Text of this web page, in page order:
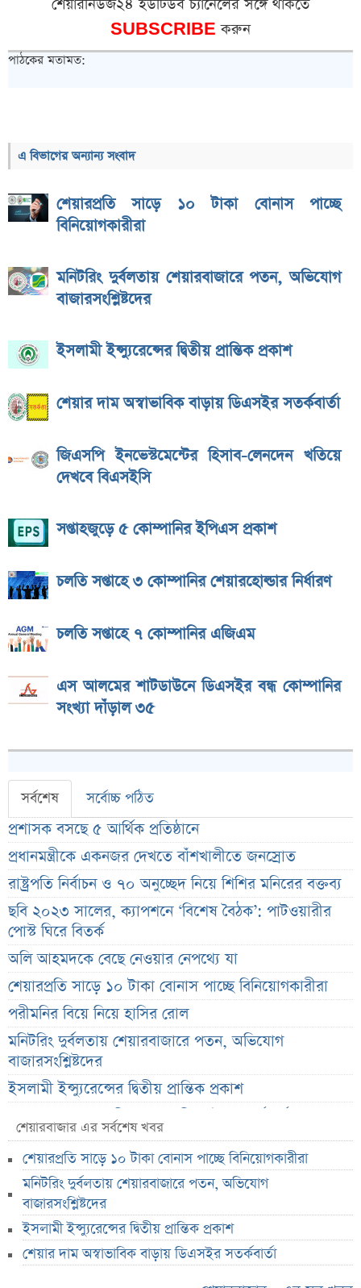
শেয়ারনিউজ২৪ ইউটিউব চ্যানেলের সঙ্গে থাকতে
SUBSCRIBEকরুন
পাঠকের মতামত:
এ বিভাগের অন্যান্য সংবাদ
শেয়ারপ্রতি সাড়ে ১০ টাকা বোনাস পাচ্ছে
বিনিয়োগকারীরা
মনিটরিং দুর্বলতায় শেয়ারবাজারে পতন, অভিযোগ
বাজারসংশ্লিষ্টদের
ইসলামী ইন্স্যুরেন্সের দ্বিতীয় প্রান্তিক প্রকাশ
শেয়ার দাম অস্বাভাবিক বাড়ায় ডিএসইর সতর্কবার্তা
জিএসপি ইনভেস্টমেন্টের হিসাব-লেনদেন খতিয়ে
দেখবে বিএসইসি
সপ্তাহজুড়ে ৫ কোম্পানির ইপিএস প্রকাশ
চলতি সপ্তাহে ৩ কোম্পানির শেয়ারহোল্ডার নির্ধারণ
চলতি সপ্তাহে ৭ কোম্পানির এজিএম
এস আলমের শাটডাউনে ডিএসইর বন্ধ কোম্পানির
সংখ্যা দাঁড়াল ৩৫
সর্বশেষ সর্বোচ্চ পঠিত
প্রশাসক বসছে ৫ আর্থিক প্রতিষ্ঠানে
প্রধানমন্ত্রীকে একনজর দেখতে বাঁশখালীতে জনস্রোত
রাষ্ট্রপতি নির্বাচন ও ৭০ অনুচ্ছেদ নিয়ে শিশির মনিরের বক্তব্য
ছবি ২০২৩ সালের, ক্যাপশনে ‘বিশেষ বৈঠক’: পাটওয়ারীর
পোস্ট ঘিরে বিতর্ক
অলি আহমদকে বেছে নেওয়ার নেপথ্যে যা
শেয়ারপ্রতি সাড়ে ১০ টাকা বোনাস পাচ্ছে বিনিয়োগকারীরা
পরীমনির বিয়ে নিয়ে হাসির রোল
মনিটরিং দুর্বলতায় শেয়ারবাজারে পতন, অভিযোগ
বাজারসংশ্লিষ্টদের
ইসলামী ইন্স্যুরেন্সের দ্বিতীয় প্রান্তিক প্রকাশ
শেয়ার দাম অস্বাভাবিক বাড়ায় ডিএসইর সতর্কবার্তা
সুদ ছাড়াই ৫ হাজার টাকা ঋণ! বাংলাদেশ ব্যাংকের নতুন
উদ্যোগ
ওবায়দুল কাদেরের কথিত নির্দেশের কল রেকর্ড এখন
ট্রাইব্যুনালে
স্বর্ণের দাম বাড়ল, রুপা অপরিবর্তিত—আজকের বাজারদর
রাষ্ট্রপতি নির্বাচনে নামছে জামায়াত, আলোচনায় যে ৩ নাম
শেয়ারবাজার এর সর্বশেষ খবর
শেয়ারপ্রতি সাড়ে ১০ টাকা বোনাস পাচ্ছে বিনিয়োগকারীরা
মনিটরিং দুর্বলতায় শেয়ারবাজারে পতন, অভিযোগ
বাজারসংশ্লিষ্টদের
ইসলামী ইন্স্যুরেন্সের দ্বিতীয় প্রান্তিক প্রকাশ
শেয়ার দাম অস্বাভাবিক বাড়ায় ডিএসইর সতর্কবার্তা